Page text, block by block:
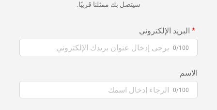
سيتصل بك ممثلنا قريبًا.
البريد الإلكتروني
0/100
الاسم
0/100